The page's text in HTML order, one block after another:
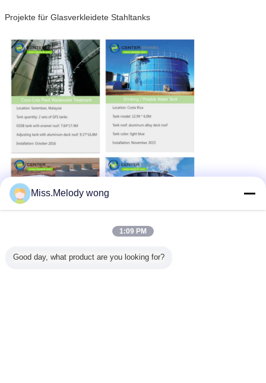
Projekte für Glasverkleidete Stahltanks
Miss.Melody wong
1:09 PM
Good day, what product are you looking for?